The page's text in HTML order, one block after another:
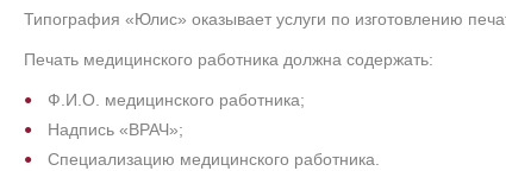
Типография «Юлис» оказывает услуги по изготовлению
Печать медицинского работника должна содержать:
Ф.И.О. медицинского работника;
Надпись «ВРАЧ»;
Специализацию медицинского работника.